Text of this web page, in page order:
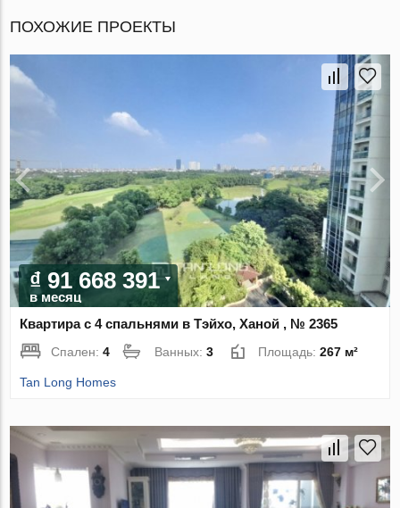
ПОХОЖИЕ ПРОЕКТЫ
₫ 91 668 391
в месяц
Квартира с 4 спальнями в Тэйхо, Ханой , № 2365
Спален:4 Ванных:3 Площадь:267 м²
Tan Long Homes